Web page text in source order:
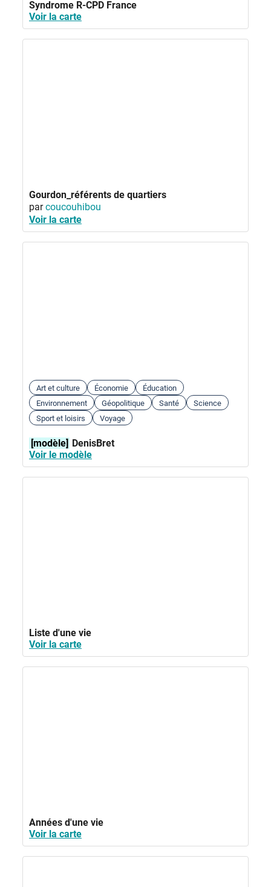
Syndrome R-CPD France
Voir la carte
Gourdon_référents de quartiers
parcoucouhibou
Voir la carte
Art et culture Économie
Éducation
Environnement
Géopolitique Santé
Science
Sport et loisirs
Voyage
[modèle] DenisBret
Voir le modèle
Liste d'une vie
Voir la carte
Années d'une vie
Voir la carte